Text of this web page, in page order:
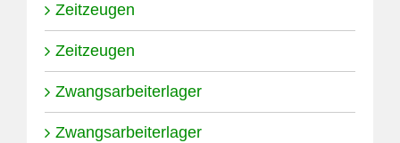
Zeitzeugen
Zeitzeugen
Zwangsarbeiterlager
Zwangsarbeiterlager